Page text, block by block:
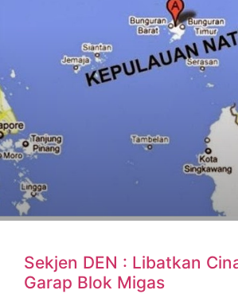
Sekjen DEN : Libatkan
Garap Blok Migas